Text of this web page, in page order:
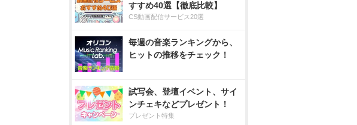
すすめ40選【徹底比較】
CS動画配信サービス20選
毎週の音楽ランキングから、
ヒットの推移をチェック！
試写会、登壇イベント、サイ
ンチェキなどプレゼント！
プレゼント特集